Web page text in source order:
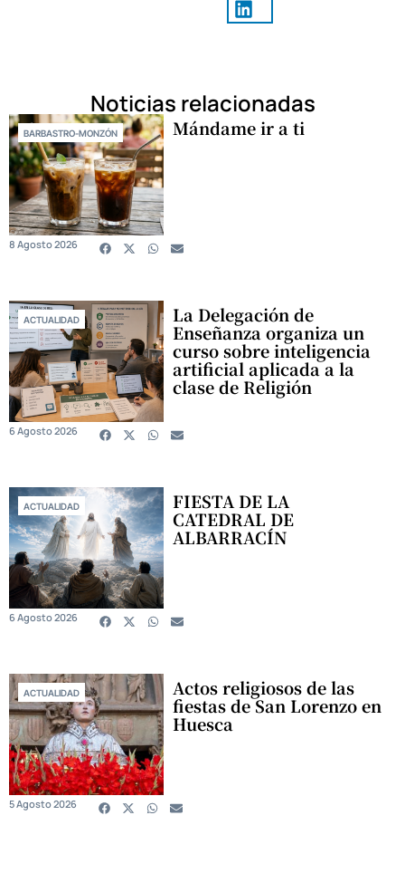
Noticias relacionadas
BARBASTRO-MONZÓN Mándame ir a ti
8 Agosto 2026
ACTUALIDAD La Delegación de
Enseñanza organiza un
curso sobre inteligencia
artificial aplicada a la
clase de Religión
6 Agosto 2026
ACTUALIDAD FIESTA DE LA
CATEDRAL DE
ALBARRACÍN
6 Agosto 2026
ACTUALIDAD Actos religiosos de las
fiestas de San Lorenzo en
Huesca
5 Agosto 2026